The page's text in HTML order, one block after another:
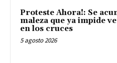
Proteste Ahora!: Se
maleza que ya impide
en los cruces
5 agosto 2026